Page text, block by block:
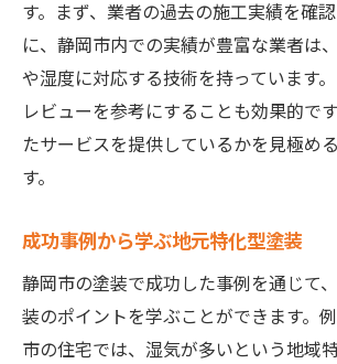
す。まず、業者の過去の施工実績を確
に、静岡市内での実績が豊富な業者は
や湿度に対応する技術を持っています
レビューを参考にすることも効果的で
たサービスを提供しているかを見極め
す。
成功事例から学ぶ地元特化型塗装
静岡市の塗装で成功した事例を通じて
装のポイントを学ぶことができます。
市の住宅では、湿気が多いという地域